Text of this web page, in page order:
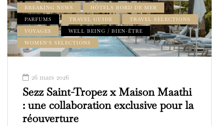
BREAKING NEWS
HÔTELS BORD DE MER
PARFUMS
TRAVEL GUIDE
TRAVEL SELECTIONS
VOYAGES
WELL BEING / BIEN-ÊTRE
WOMEN'S SELECTIONS
26 mars 2026
Sezz Saint-Tropez x Maison Maathi
: une collaboration exclusive pour la
réouverture